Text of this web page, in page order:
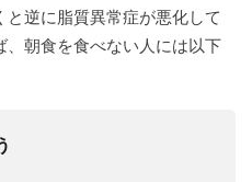
逆に脂質異常症が悪化して
、朝食を食べない人には以下